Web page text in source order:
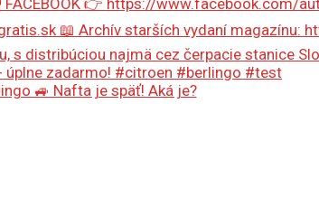
🚙 Nafta je späť! Aká je?